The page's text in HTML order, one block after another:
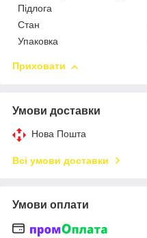
Підлога
Стан
Упаковка
Приховати
Умови доставки
Нова Пошта
Всі умови доставки
Умови оплати